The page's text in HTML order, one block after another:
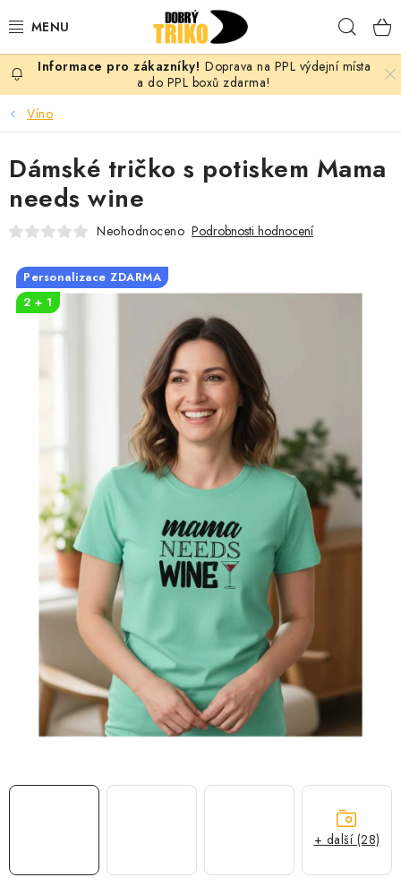
na
PRO ŽENY
PRO MUŽE
PRO DĚTI
PRO PÁRY
VLASTNÍ MOTIV
OKAMŽITĚ K ODBĚRU
MÁM SRDCE POMÁHÁM
VÁNOCE
PROVIZNÍ SYSTÉM
O nás Časté otázky
Doprava a platba
Obchodní podmínky
Zásady zpracování ochrany osobních údajů
Napište nám
Doprava na PPL výdejní místa
a do PPL boxů zdarma!
Víno
Dámské tričko s potiskem Mama
needs wine
Neohodnoceno Podrobnosti hodnocení
Personalizace ZDARMA
2 + 1
+ další (28)